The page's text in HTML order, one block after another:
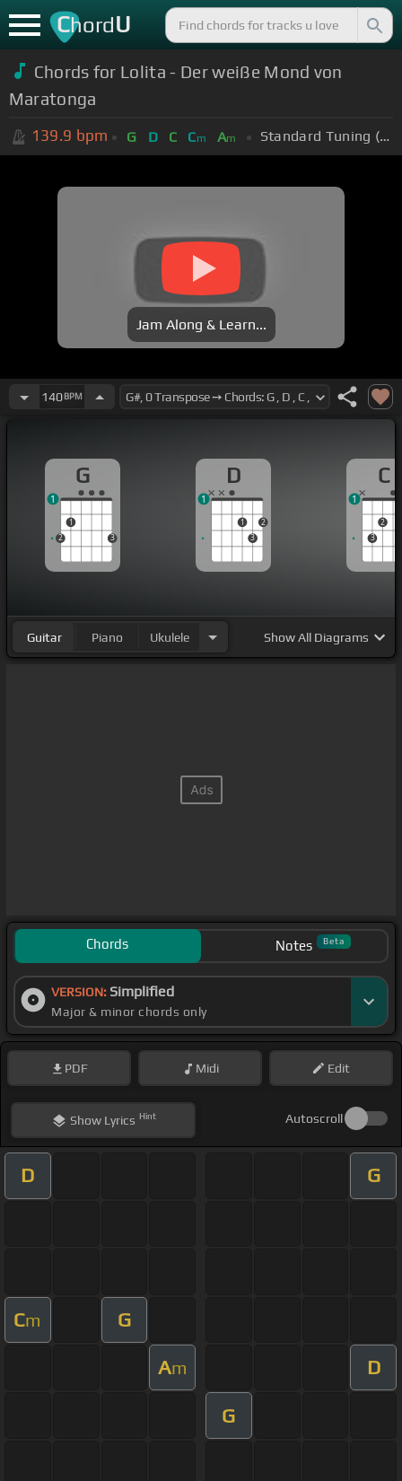
ChordU
Chords for Lolita - Der weiße Mond von
Maratonga
139.9 bpm G D C Cm Am Standard Tuning (EADGBE)
Jam Along & Learn...
140BPM
G
2
1
3
1
D
1
3
2
1
C
3
2
1
Guitar Piano Ukulele ShowAll Diagrams
Chords Notes Beta
VERSION: Simplified
Major & minor chords only
PDF Midi Edit
ShowLyrics Hint Autoscroll
D G
Cm G
Am D
G